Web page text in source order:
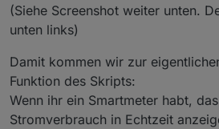
(Siehe Screenshot weiter unten.
unten links)
Damit kommen wir zur
Funktion des Skripts:
Wenn ihr ein Smartmeter habt,
Stromverbrauch in Echtzeit